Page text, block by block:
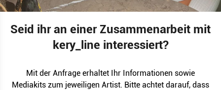
Seid ihr an einer Zusammenarbeit mit
kery_line interessiert?
Mit der Anfrage erhaltet Ihr Informationen sowie
Mediakits zum jeweiligen Artist. Bitte achtet darauf, dass